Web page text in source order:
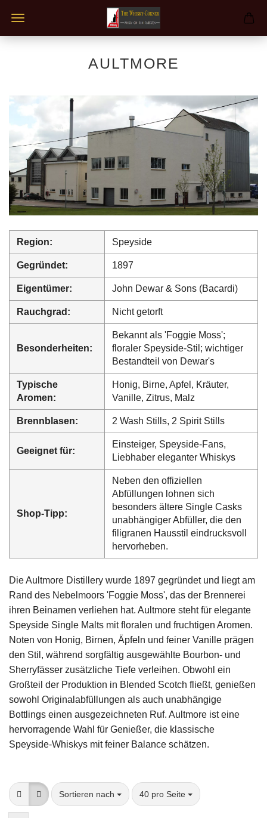
AULTMORE
Region: Speyside
Gegründet: 1897
Eigentümer: John Dewar & Sons (Bacardi)
Rauchgrad: Nicht getorft
Besonderheiten:
Bekannt als 'Foggie Moss';
floraler Speyside-Stil; wichtiger
Bestandteil von Dewar's
Typische
Aromen:
Honig, Birne, Apfel, Kräuter,
Vanille, Zitrus, Malz
Brennblasen: 2 Wash Stills, 2 Spirit Stills
Geeignet für:
Einsteiger, Speyside-Fans,
Liebhaber eleganter Whiskys
Shop-Tipp:
Neben den offiziellen
Abfüllungen lohnen sich
besonders ältere Single Casks
unabhängiger Abfüller, die den
filigranen Hausstil eindrucksvoll
hervorheben.
Die Aultmore Distillery wurde 1897 gegründet und liegt am
Rand des Nebelmoors 'Foggie Moss', das der Brennerei
ihren Beinamen verliehen hat. Aultmore steht für elegante
Speyside Single Malts mit floralen und fruchtigen Aromen.
Noten von Honig, Birnen, Äpfeln und feiner Vanille prägen
den Stil, während sorgfältig ausgewählte Bourbon- und
Sherryfässer zusätzliche Tiefe verleihen. Obwohl ein
Großteil der Produktion in Blended Scotch fließt, genießen
sowohl Originalabfüllungen als auch unabhängige
Bottlings einen ausgezeichneten Ruf. Aultmore ist eine
hervorragende Wahl für Genießer, die klassische
Speyside-Whiskys mit feiner Balance schätzen.
Sortieren nach
Sortieren nach 40 pro Seite
pro Seite